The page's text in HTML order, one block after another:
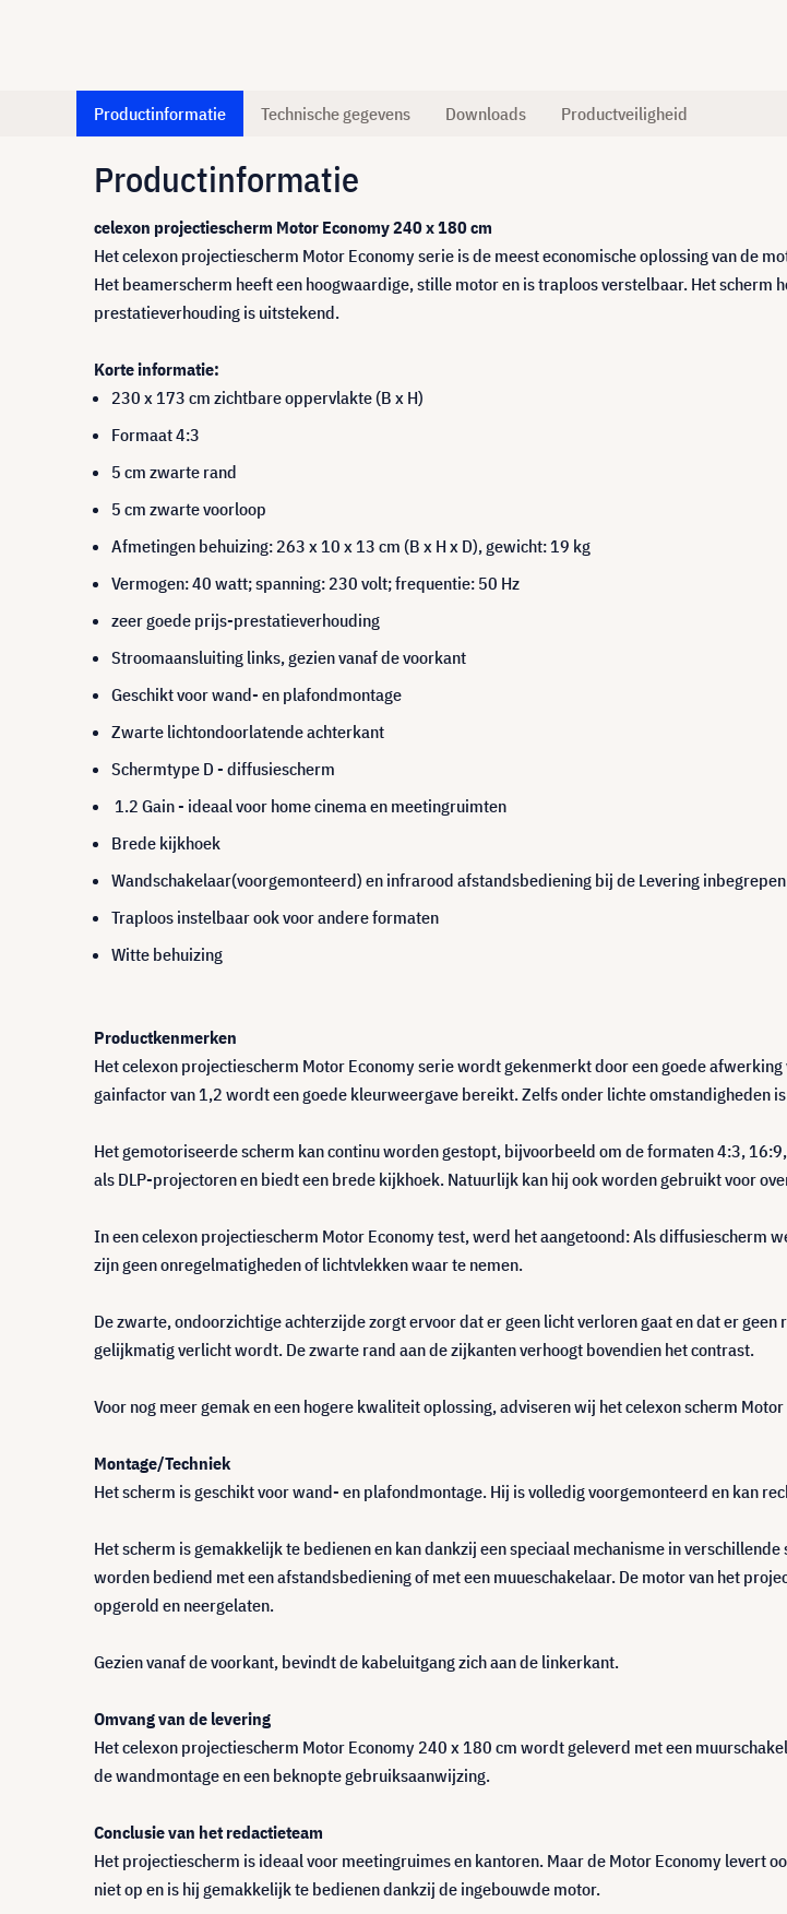
Productinformatie Technische gegevens Downloads Productveiligheid
Productinformatie
celexon projectiescherm Motor Economy 240 x 180 cm
Het celexon projectiescherm Motor Economy serie is de meest economische oplossing van de
Het beamerscherm heeft een hoogwaardige, stille motor en is traploos verstelbaar. Het
prestatieverhouding is uitstekend.
Korte informatie:
230 x 173 cm zichtbare oppervlakte (B x H)
Formaat 4:3
5 cm zwarte rand
5 cm zwarte voorloop
Afmetingen behuizing: 263 x 10 x 13 cm (B x H x D), gewicht: 19 kg
Vermogen: 40 watt; spanning: 230 volt; frequentie: 50 Hz
zeer goede prijs-prestatieverhouding
Stroomaansluiting links, gezien vanaf de voorkant
Geschikt voor wand- en plafondmontage
Zwarte lichtondoorlatende achterkant
Schermtype D - diffusiescherm
1.2 Gain - ideaal voor home cinema en meetingruimten
Brede kijkhoek
Wandschakelaar(voorgemonteerd) en infrarood afstandsbediening bij de Levering inbegrepen
Traploos instelbaar ook voor andere formaten
Witte behuizing
Productkenmerken
Het celexon projectiescherm Motor Economy serie wordt gekenmerkt door een goede
gainfactor van 1,2 wordt een goede kleurweergave bereikt. Zelfs onder lichte
Het gemotoriseerde scherm kan continu worden gestopt, bijvoorbeeld om de formaten 4:3,
als DLP-projectoren en biedt een brede kijkhoek. Natuurlijk kan hij ook worden gebruikt voor
In een celexon projectiescherm Motor Economy test, werd het aangetoond: Als
zijn geen onregelmatigheden of lichtvlekken waar te nemen.
De zwarte, ondoorzichtige achterzijde zorgt ervoor dat er geen licht verloren gaat en dat er
gelijkmatig verlicht wordt. De zwarte rand aan de zijkanten verhoogt bovendien het contrast.
Voor nog meer gemak en een hogere kwaliteit oplossing, adviseren wij het celexon scherm
Montage/Techniek
Het scherm is geschikt voor wand- en plafondmontage. Hij is volledig voorgemonteerd en kan
Het scherm is gemakkelijk te bedienen en kan dankzij een speciaal mechanisme in
worden bediend met een afstandsbediening of met een muueschakelaar. De motor van het
opgerold en neergelaten.
Gezien vanaf de voorkant, bevindt de kabeluitgang zich aan de linkerkant.
Omvang van de levering
Het celexon projectiescherm Motor Economy 240 x 180 cm wordt geleverd met een
de wandmontage en een beknopte gebruiksaanwijzing.
Conclusie van het redactieteam
Het projectiescherm is ideaal voor meetingruimes en kantoren. Maar de Motor Economy levert
niet op en is hij gemakkelijk te bedienen dankzij de ingebouwde motor.